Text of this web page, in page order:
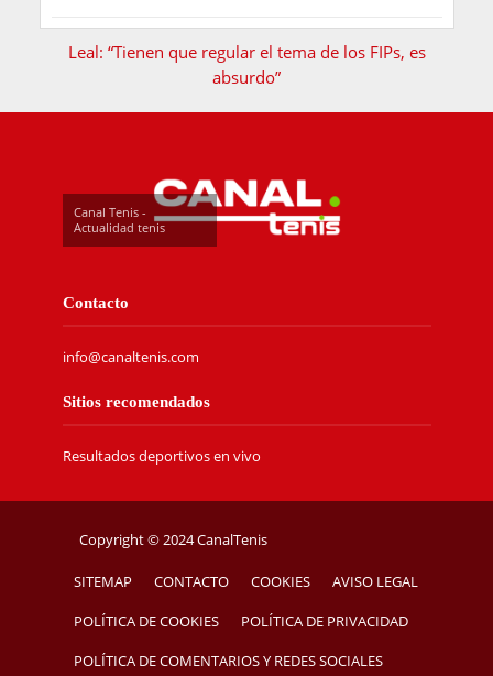
Leal: “Tienen que regular el tema de los FIPs, es
absurdo”
Canal Tenis -
Actualidad tenis
Contacto
info@canaltenis.com
Sitios recomendados
Resultados deportivos en vivo
Copyright © 2024 CanalTenis
SITEMAP CONTACTO COOKIES AVISO LEGAL
POLÍTICA DE COOKIES POLÍTICA DE PRIVACIDAD
POLÍTICA DE COMENTARIOS Y REDES SOCIALES